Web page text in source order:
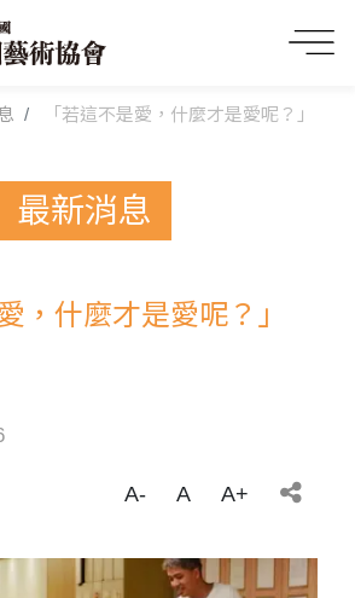
「若這不是愛，什麼才是愛呢？」
最新消息
，什麼才是愛呢？」
A- A A+